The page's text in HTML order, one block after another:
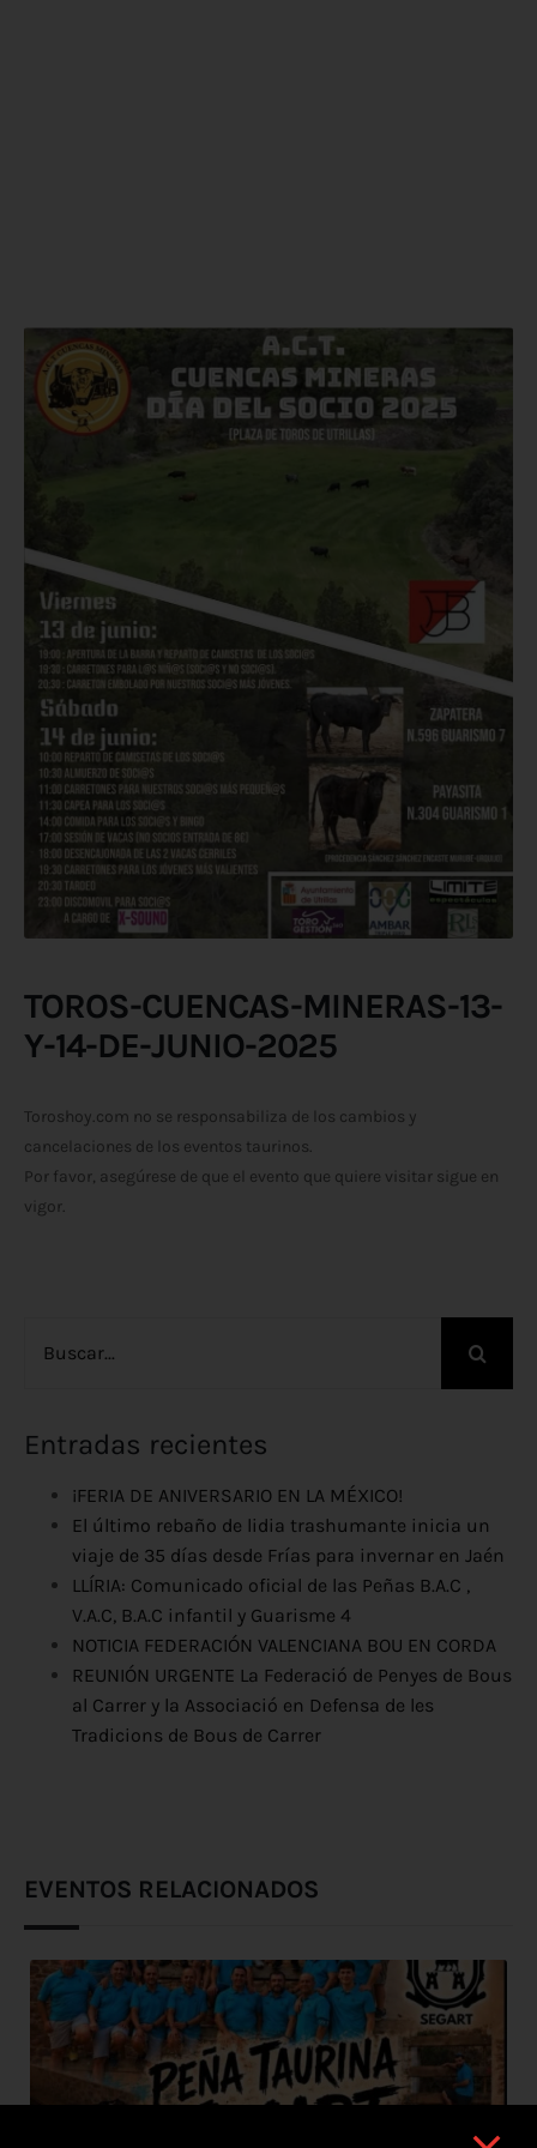
TOROS-CUENCAS-MINERAS-13-
Y-14-DE-JUNIO-2025
Toroshoy.com no se responsabiliza de los cambios y
cancelaciones de los eventos taurinos.
Por favor, asegúrese de que el evento que quiere visitar sigue en
vigor.
Entradas recientes
¡FERIA DE ANIVERSARIO EN LA MÉXICO!
El último rebaño de lidia trashumante inicia un
viaje de 35 días desde Frías para invernar en Jaén
LLÍRIA: Comunicado oficial de las Peñas B.A.C ,
V.A.C, B.A.C infantil y Guarisme 4
NOTICIA FEDERACIÓN VALENCIANA BOU EN CORDA
REUNIÓN URGENTE La Federació de Penyes de Bous
al Carrer y la Associació en Defensa de les
Tradicions de Bous de Carrer
EVENTOS RELACIONADOS